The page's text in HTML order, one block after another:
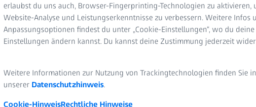
der Infrarot-Strahlung.
erlaubst du uns auch, Browser-Fingerprinting-Technologien zu aktivieren,
Website-Analyse und Leistungserkenntnisse zu verbessern. Weitere Infos
Anpassungsoptionen findest du unter „Cookie-Einstellungen“, wo du deine
Einstellungen ändern kannst. Du kannst deine Zustimmung jederzeit
Weitere Informationen zur Nutzung von Trackingtechnologien finden Sie in
unserer Datenschutzhinweis.
Cookie-HinweisRechtliche Hinweise